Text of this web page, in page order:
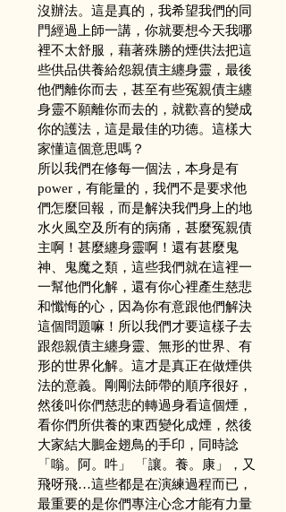
沒辦法。這是真的，我希望我們的同
門經過上師一講，你就要想今天我哪
裡不太舒服，藉著殊勝的煙供法把這
些供品供養給怨親債主纏身靈，最後
他們離你而去，甚至有些冤親債主纏
身靈不願離你而去的，就歡喜的變成
你的護法，這是最佳的功德。這樣大
家懂這個意思嗎？
所以我們在修每一個法，本身是有
power，有能量的，我們不是要求他
們怎麼回報，而是解決我們身上的地
水火風空及所有的病痛，甚麼冤親債
主啊！甚麼纏身靈啊！還有甚麼鬼
神、鬼魔之類，這些我們就在這裡一
一幫他們化解，還有你心裡產生慈悲
和懺悔的心，因為你有意跟他們解決
這個問題嘛！所以我們才要這樣子去
跟怨親債主纏身靈、無形的世界、有
形的世界化解。這才是真正在做煙供
法的意義。剛剛法師帶的順序很好，
然後叫你們慈悲的轉過身看這個煙，
看你們所供養的東西變化成煙，然後
大家結大鵬金翅鳥的手印，同時諗
「嗡。阿。吽」 「讓。養。康」，又
飛呀飛…這些都是在演練過程而已，
最重要的是你們專注心念才能有力量